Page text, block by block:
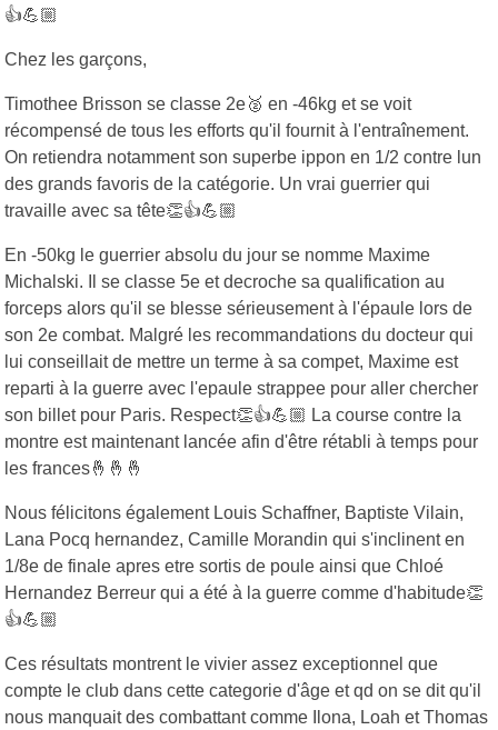
👍💪🏼
Chez les garçons,
Timothee Brisson se classe 2e🥈 en -46kg et se voit
récompensé de tous les efforts qu'il fournit à l'entraînement.
On retiendra notamment son superbe ippon en 1/2 contre lun
des grands favoris de la catégorie. Un vrai guerrier qui
travaille avec sa tête👏👍💪🏼
En -50kg le guerrier absolu du jour se nomme Maxime
Michalski. Il se classe 5e et decroche sa qualification au
forceps alors qu'il se blesse sérieusement à l'épaule lors de
son 2e combat. Malgré les recommandations du docteur qui
lui conseillait de mettre un terme à sa compet, Maxime est
reparti à la guerre avec l'epaule strappee pour aller chercher
son billet pour Paris. Respect👏👍💪🏼 La course contre la
montre est maintenant lancée afin d'être rétabli à temps pour
les frances🤞🤞🤞
Nous félicitons également Louis Schaffner, Baptiste Vilain,
Lana Pocq hernandez, Camille Morandin qui s'inclinent en
1/8e de finale apres etre sortis de poule ainsi que Chloé
Hernandez Berreur qui a été à la guerre comme d'habitude👏
👍💪🏼
Ces résultats montrent le vivier assez exceptionnel que
compte le club dans cette categorie d'âge et qd on se dit qu'il
nous manquait des combattant comme Ilona, Loah et Thomas